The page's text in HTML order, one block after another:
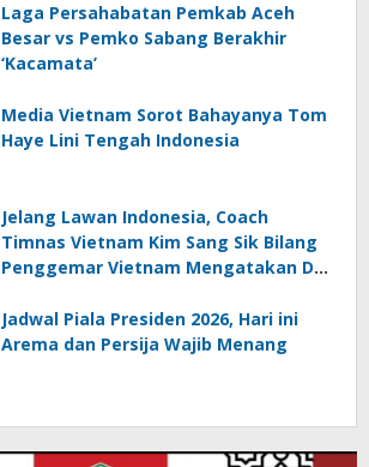
Laga Persahabatan Pemkab Aceh
Besar vs Pemko Sabang Berakhir
‘Kacamata’
Media Vietnam Sorot Bahayanya Tom
Haye Lini Tengah Indonesia
Jelang Lawan Indonesia, Coach
Timnas Vietnam Kim Sang Sik Bilang
Penggemar Vietnam Mengatakan Dia
Jadwal Piala Presiden 2026, Hari ini
Arema dan Persija Wajib Menang